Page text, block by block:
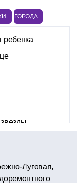
ГОРОДА
шары девичник
Луговая,